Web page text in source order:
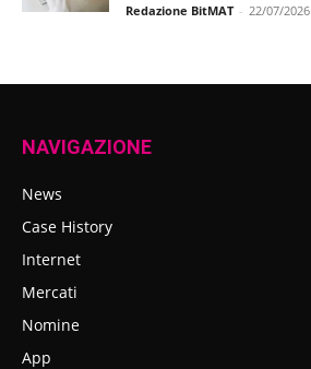
Redazione BitMAT - 22/07/2026
NAVIGAZIONE
News
Case History
Internet
Mercati
Nomine
App